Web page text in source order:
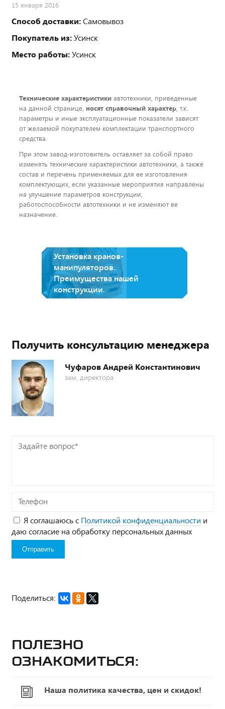
15 января 2016
Способ доставки:Самовывоз
Покупатель из:Усинск
Место работы:Усинск
Технические характеристики автотехники, приведенные
на данной странице, носят справочный характер, т.к.
параметры и иные эксплуатационные показатели зависят
от желаемой покупателем комплектации транспортного
средства.
При этом завод-изготовитель оставляет за собой право
изменять технические характеристики автотехники, а также
состав и перечень применяемых для ее изготовления
комплектующих, если указанные мероприятия направлены
на улучшение параметров конструкции,
работоспособности автотехники и не изменяют ее
назначение.
Установка кранов-
манипуляторов.
Преимущества нашей
конструкции.
Получить консультацию менеджера
Чуфаров Андрей Константинович
зам. директора
Задайте
Телефон
Я соглашаюсь с Политикой конфиденциальности и
даю согласие на обработку персональных данных
Поделиться:
Полезно
ознакомиться:
Наша политика качества, цен и скидок!